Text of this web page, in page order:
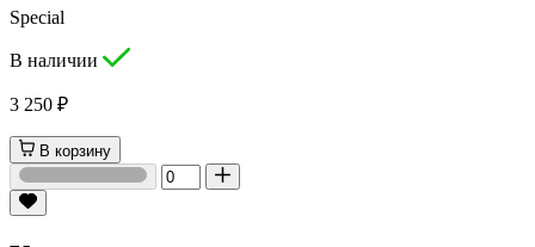
Special
В наличии
3 250 ₽
В корзину